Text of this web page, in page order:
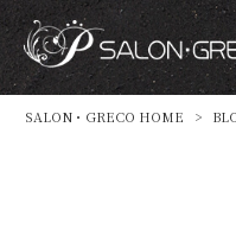
SALON・GRECO HOME >